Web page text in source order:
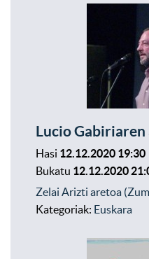
Lucio
Hasi 12.12.2020 19:30
Bukatu 12.12.2020
Zelai Arizti aretoa
Kategoriak: Euskara